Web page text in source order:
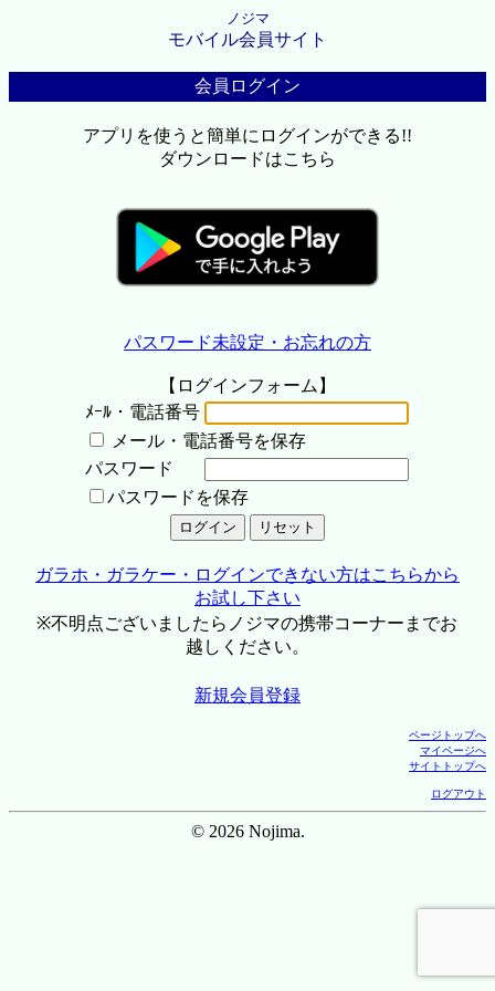
ノジマ
モバイル会員サイト
会員ログイン
アプリを使うと簡単にログインができる!!
ダウンロードはこちら
パスワード未設定・お忘れの方
【ログインフォーム】
ﾒｰﾙ・電話番号
メール・電話番号を保存
パスワード
パスワードを保存
ガラホ・ガラケー・ログインできない方はこちらから
お試し下さい
※不明点ございましたらノジマの携帯コーナーまでお
越しください。
新規会員登録
ページトップへ
マイページへ
サイトトップへ
ログアウト
© 2026 Nojima.